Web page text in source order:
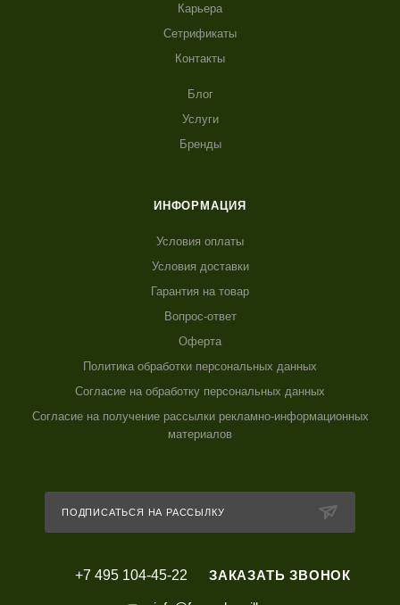
Карьера
Сетрификаты
Контакты
Блог
Услуги
Бренды
ИНФОРМАЦИЯ
Условия оплаты
Условия доставки
Гарантия на товар
Вопрос-ответ
Оферта
Политика обработки персональных данных
Согласие на обработку персональных данных
Согласие на получение рассылки рекламно-информационных
материалов
ПОДПИСАТЬСЯ НА РАССЫЛКУ
+7 495 104-45-22 ЗАКАЗАТЬ ЗВОНОК